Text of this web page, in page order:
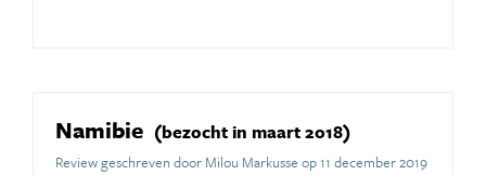
Namibie (bezocht in maart 2018)
Review geschreven door Milou Markusse op 11 december 2019